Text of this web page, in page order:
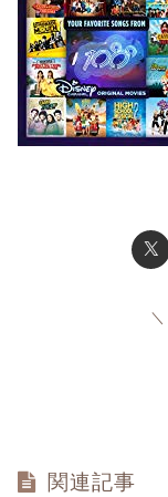
関連記事